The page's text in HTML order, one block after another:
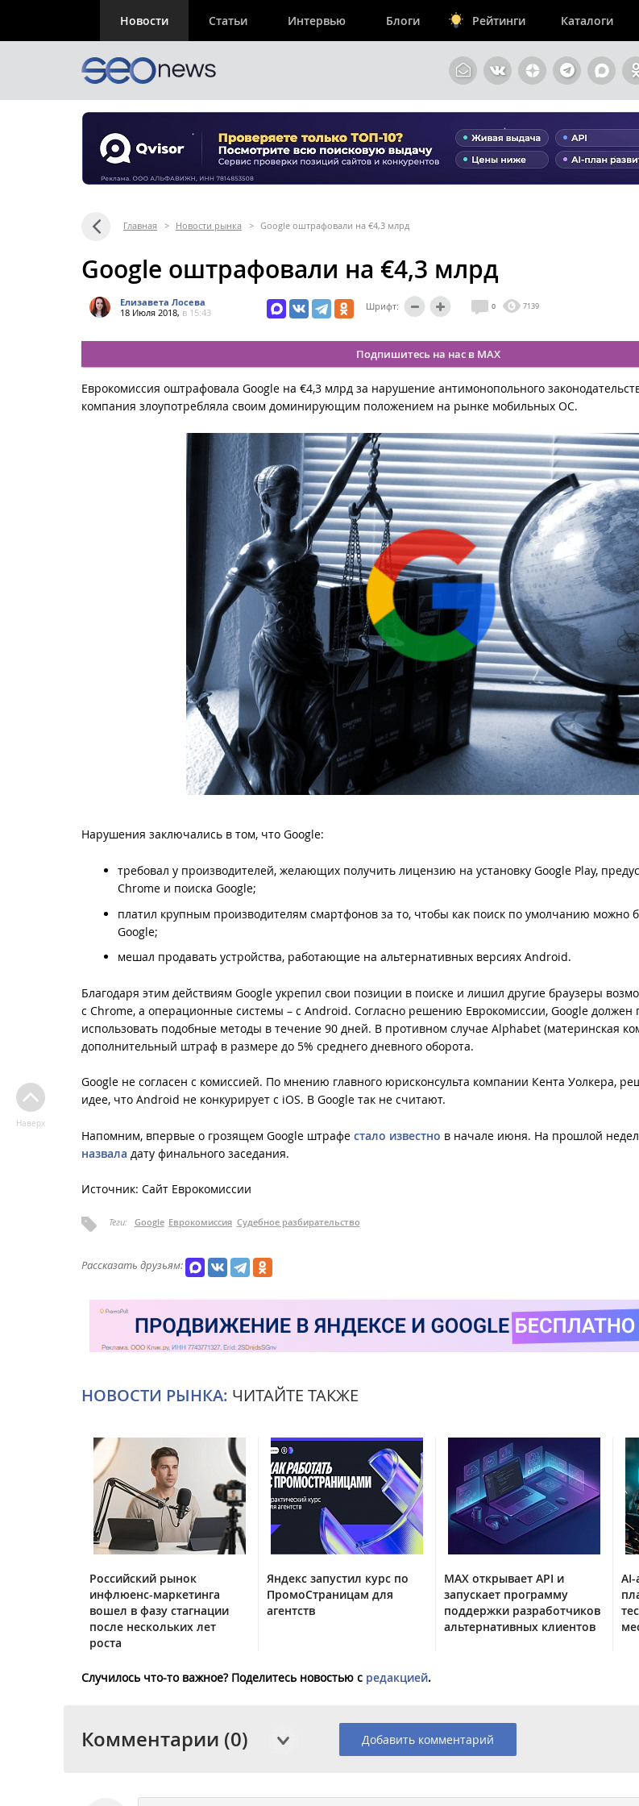
Новости Статьи Интервью Блоги Рейтинги Каталоги
Главная > Новости рынка > Google оштрафовали на €4,3 млрд
Google оштрафовали на €4,3 млрд
Елизавета Лосева
18 Июля 2018, в 15:43
Шрифт: 0 7139
Подпишитесь на нас в MAX
Еврокомиссия оштрафовала Google на €4,3 млрд за нарушение антимонопольного
компания злоупотребляла своим доминирующим положением на рынке мобильных ОС.
Нарушения заключались в том, что Google:
требовал у производителей, желающих получить лицензию на установку Google Play,
Chrome и поиска Google;
платил крупным производителям смартфонов за то, чтобы как поиск по умолчанию можно
Google;
мешал продавать устройства, работающие на альтернативных версиях Android.
Благодаря этим действиям Google укрепил свои позиции в поиске и лишил другие браузеры
с Chrome, а операционные системы – с Android. Согласно решению Еврокомиссии, Google должен
использовать подобные методы в течение 90 дней. В противном случае Alphabet (материнская
дополнительный штраф в размере до 5% среднего дневного оборота.
Google не согласен с комиссией. По мнению главного юрисконсульта компании Кента Уолкера,
идее, что Android не конкурирует с iOS. В Google так не считают.
Напомним, впервые о грозящем Google штрафе стало известно в начале июня. На прошлой
назвала дату финального заседания.
Источник: Сайт Еврокомиссии
Теги: Google Еврокомиссия Судебное разбирательство
Рассказать друзьям:
НОВОСТИ РЫНКА: ЧИТАЙТЕ ТАКЖЕ
Российский рынок
инфлюенс-маркетинга
вошел в фазу стагнации
после нескольких лет
роста
Яндекс запустил курс по
ПромоСтраницам для
агентств
MAX открывает API и
запускает программу
поддержки разработчиков
альтернативных клиентов
Случилось что-то важное? Поделитесь новостью с редакцией.
Комментарии (0) Добавить комментарий
Наверх